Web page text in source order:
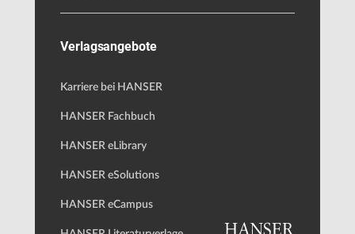
Verlagsangebote
Karriere bei HANSER
HANSER Fachbuch
HANSER eLibrary
HANSER eSolutions
HANSER eCampus